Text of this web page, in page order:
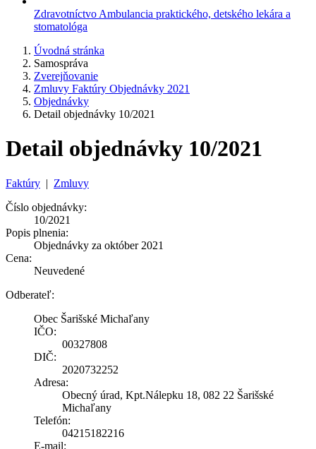
Zdravotníctvo Ambulancia praktického, detského lekára a
stomatológa
Úvodná stránka
Samospráva
Zverejňovanie
Zmluvy Faktúry Objednávky 2021
Objednávky
Detail objednávky 10/2021
Detail objednávky 10/2021
Faktúry | Zmluvy
Číslo objednávky:
10/2021
Popis plnenia:
Objednávky za október 2021
Cena:
Neuvedené
Odberateľ:
Obec Šarišské Michaľany
IČO:
00327808
DIČ:
2020732252
Adresa:
Obecný úrad, Kpt.Nálepku 18, 082 22 Šarišské
Michaľany
Telefón:
04215182216
E-mail: